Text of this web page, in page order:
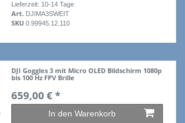
Lieferzeit: 10-14 Tage
Art. DJIMA3SWEIT
SKU0.99945.12.110
DJI Goggles 3 mit Micro OLED Bildschirm 1080p
bis 100 Hz FPV Brille
659,00 € *
In den Warenkorb